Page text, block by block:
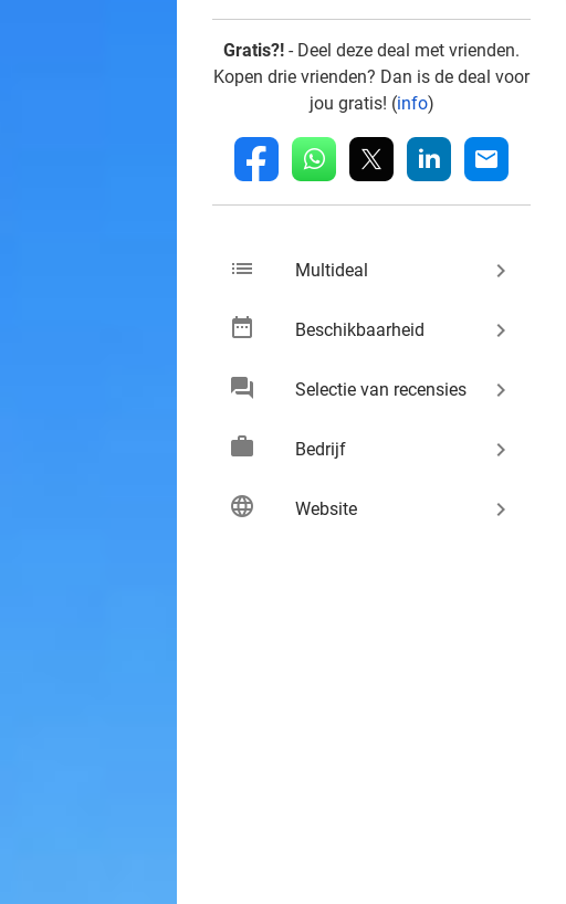
Gratis?! - Deel deze deal met vrienden.
Kopen drie vrienden? Dan is de deal voor
jou gratis! (info)
fb whatsapp linkedin mail
list Multideal keyboard_arrow_right
date_range Beschikbaarheid keyboard_arrow_right
chat Selectie van recensies keyboard_arrow_right
work Bedrijf keyboard_arrow_right
language Website keyboard_arrow_right